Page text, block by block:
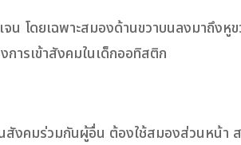
โดยเฉพาะสมองด้านขวาบนลงมาถึงหูข
ารเข้าสังคมในเด็กออทิสติก
นสังคมร่วมกันผู้อื่น ต้องใช้สมองส่วนหน้า